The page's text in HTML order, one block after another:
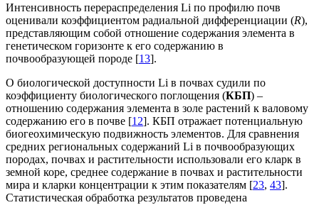
Интенсивность перераспределения Li по профилю почв
оценивали коэффициентом радиальной дифференциации (R),
представляющим собой отношение содержания элемента в
генетическом горизонте к его содержанию в
почвообразующей породе [13].
О биологической доступности Li в почвах судили по
коэффициенту биологического поглощения (КБП) –
отношению содержания элемента в золе растений к валовому
содержанию его в почве [12]. КБП отражает потенциальную
биогеохимическую подвижность элементов. Для сравнения
средних региональных содержаний Li в почвообразующих
породах, почвах и растительности использовали его кларк в
земной коре, среднее содержание в почвах и растительности
мира и кларки концентрации к этим показателям [23, 43].
Статистическая обработка результатов проведена